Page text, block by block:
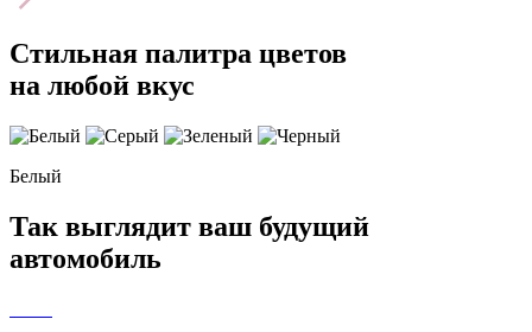
Стильная палитра цветов
на любой вкус
Белый
Так выглядит ваш будущий
автомобиль